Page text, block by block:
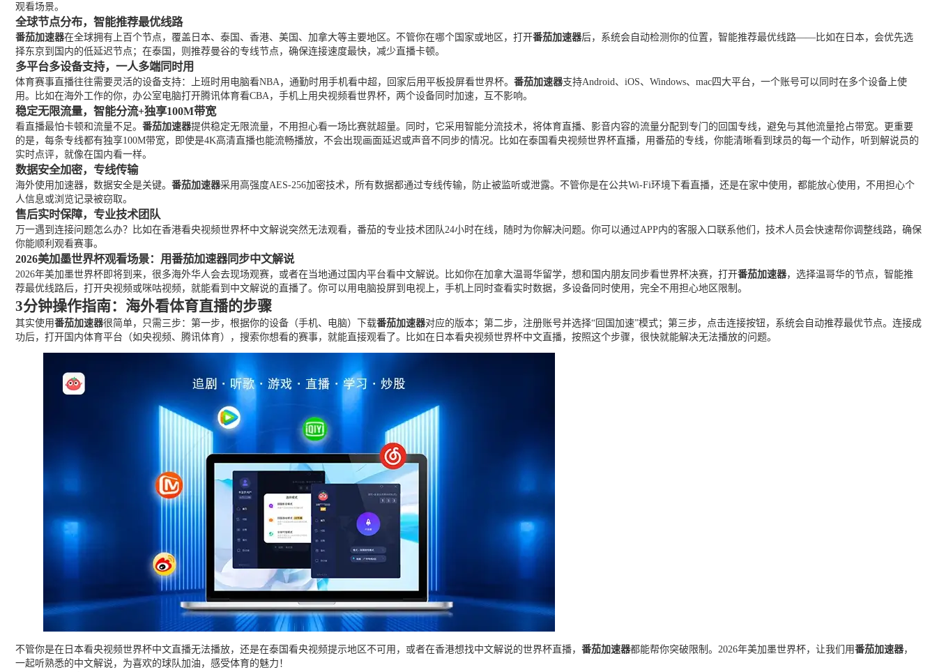
观看场景。
全球节点分布，智能推荐最优线路
番茄加速器在全球拥有上百个节点，覆盖日本、泰国、香港、美国、加拿大等主要地区。不管你在哪个国家或地区，打开番茄加速器后，系统会自动检测你的位置，智能推荐最优线路——比如在日本，会优先选
择东京到国内的低延迟节点；在泰国，则推荐曼谷的专线节点，确保连接速度最快，减少直播卡顿。
多平台多设备支持，一人多端同时用
体育赛事直播往往需要灵活的设备支持：上班时用电脑看NBA，通勤时用手机看中超，回家后用平板投屏看世界杯。 番茄加速器支持Android、iOS、Windows、mac四大平台，一个账号可以同时在多个设备上使
用。比如在海外工作的你，办公室电脑打开腾讯体育看CBA，手机上用央视频看世界杯，两个设备同时加速，互不影响。
稳定无限流量，智能分流+独享100M带宽
看直播最怕卡顿和流量不足。 番茄加速器提供稳定无限流量，不用担心看一场比赛就超量。同时，它采用智能分流技术，将体育直播、影音内容的流量分配到专门的回国专线，避免与其他流量抢占带宽。更重要
的是，每条专线都有独享100M带宽，即使是4K高清直播也能流畅播放，不会出现画面延迟或声音不同步的情况。比如在泰国看央视频世界杯直播，用番茄的专线，你能清晰看到球员的每一个动作，听到解说员的
实时点评，就像在国内看一样。
数据安全加密，专线传输
海外使用加速器，数据安全是关键。 番茄加速器采用高强度AES-256加密技术，所有数据都通过专线传输，防止被监听或泄露。不管你是在公共Wi-Fi环境下看直播，还是在家中使用，都能放心使用，不用担心个
人信息或浏览记录被窃取。
售后实时保障，专业技术团队
万一遇到连接问题怎么办？比如在香港看央视频世界杯中文解说突然无法观看，番茄的专业技术团队24小时在线，随时为你解决问题。你可以通过APP内的客服入口联系他们，技术人员会快速帮你调整线路，确保
你能顺利观看赛事。
2026美加墨世界杯观看场景：用番茄加速器同步中文解说
2026年美加墨世界杯即将到来，很多海外华人会去现场观赛，或者在当地通过国内平台看中文解说。比如你在加拿大温哥华留学，想和国内朋友同步看世界杯决赛，打开番茄加速器，选择温哥华的节点，智能推
荐最优线路后，打开央视频或咪咕视频，就能看到中文解说的直播了。你可以用电脑投屏到电视上，手机上同时查看实时数据，多设备同时使用，完全不用担心地区限制。
3分钟操作指南：海外看体育直播的步骤
其实使用番茄加速器很简单，只需三步：第一步，根据你的设备（手机、电脑）下载番茄加速器对应的版本；第二步，注册账号并选择“回国加速”模式；第三步，点击连接按钮，系统会自动推荐最优节点。连接成
功后，打开国内体育平台（如央视频、腾讯体育），搜索你想看的赛事，就能直接观看了。比如在日本看央视频世界杯中文直播，按照这个步骤，很快就能解决无法播放的问题。
不管你是在日本看央视频世界杯中文直播无法播放，还是在泰国看央视频提示地区不可用，或者在香港想找中文解说的世界杯直播， 番茄加速器都能帮你突破限制。2026年美加墨世界杯，让我们用番茄加速器，
一起听熟悉的中文解说，为喜欢的球队加油，感受体育的魅力！